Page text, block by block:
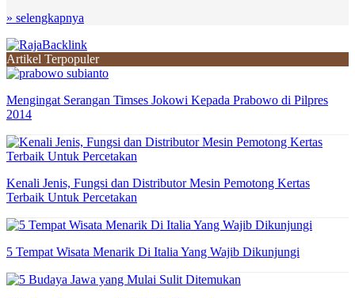
» selengkapnya
Artikel Terpopuler
Mengingat Serangan Timses Jokowi Kepada Prabowo di Pilpres
2014
Kenali Jenis, Fungsi dan Distributor Mesin Pemotong Kertas
Terbaik Untuk Percetakan
5 Tempat Wisata Menarik Di Italia Yang Wajib Dikunjungi